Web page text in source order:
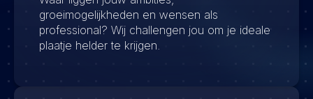
groeimogelijkheden en wensen als
professional? Wij challengen jou om je ideale
plaatje helder te krijgen.